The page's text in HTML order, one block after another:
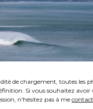
de chargement, toutes les
Si vous souhaitez
n'hésitez pas à me